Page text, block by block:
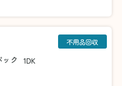
ック 1DK
不用品回収